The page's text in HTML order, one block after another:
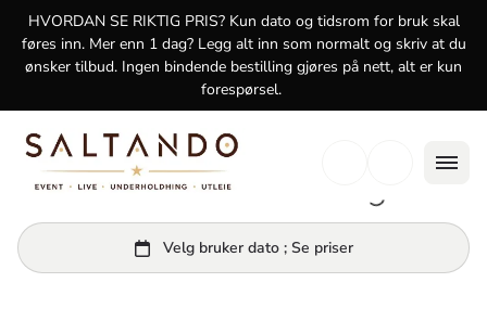
HVORDAN SE RIKTIG PRIS? Kun dato og tidsrom for bruk skal
føres inn. Mer enn 1 dag? Legg alt inn som normalt og skriv at du
ønsker tilbud. Ingen bindende bestilling gjøres på nett, alt er kun
forespørsel.
logg inn